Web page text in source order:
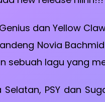
dan Yellow
Novia
sebuah lagu yang
Selatan, PSY dan